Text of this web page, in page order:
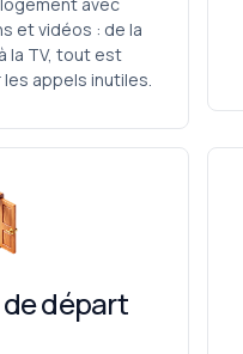
et vidéos : de la
la TV, tout est
appels inutiles.
départ